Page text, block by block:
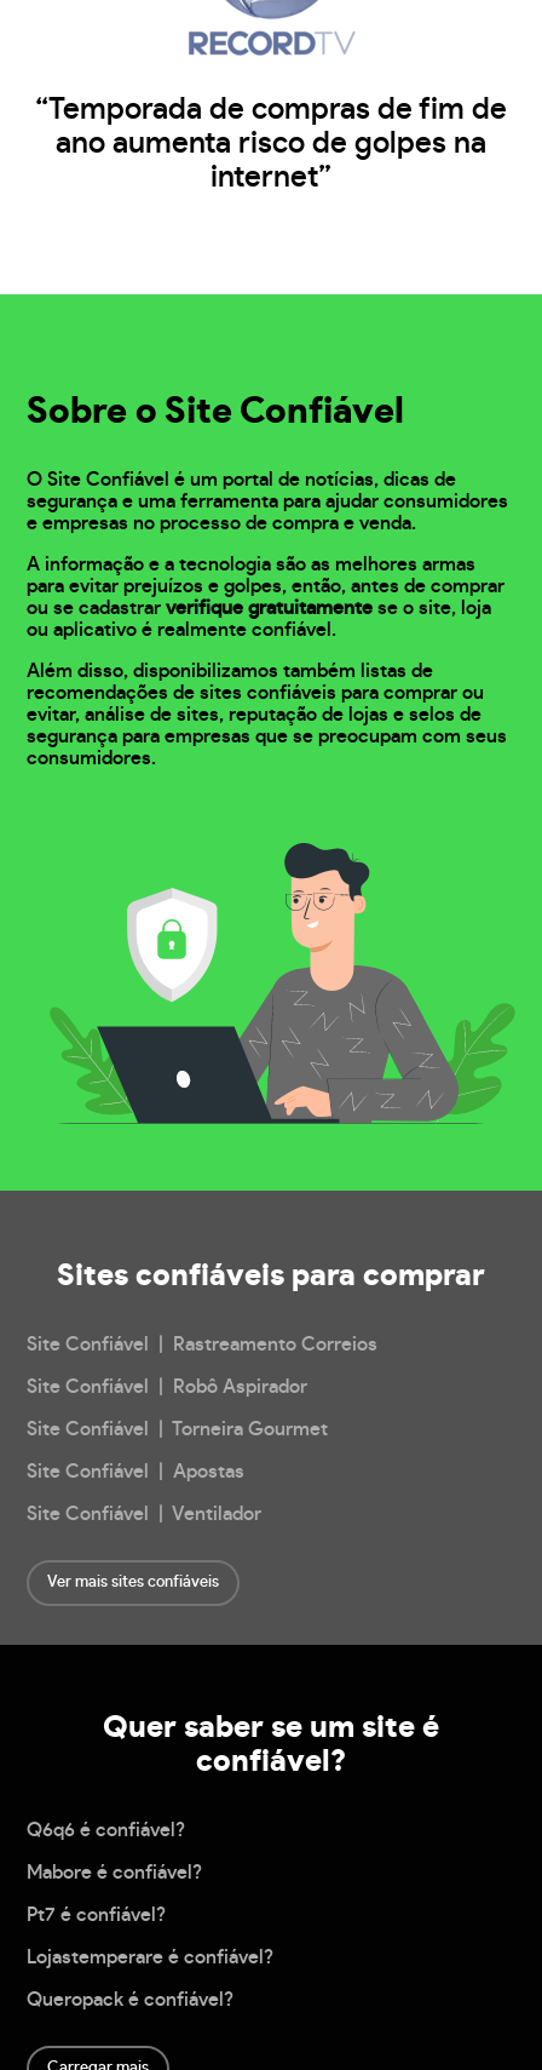
“Temporada de compras de fim de
ano aumenta risco de golpes na
internet”
Sobre o Site Confiável
O Site Confiável é um portal de notícias, dicas de
segurança e uma ferramenta para ajudar consumidores
e empresas no processo de compra e venda.
A informação e a tecnologia são as melhores armas
para evitar prejuízos e golpes, então, antes de comprar
ou se cadastrarverifique gratuitamente se o site, loja
ou aplicativo é realmente confiável.
Além disso, disponibilizamos também listas de
recomendações de sites confiáveis para comprar ou
evitar, análise de sites, reputação de lojas e selos de
segurança para empresas que se preocupam com seus
consumidores.
Sites confiáveis para comprar
Site Confiável | Rastreamento Correios
Site Confiável | Robô Aspirador
Site Confiável | Torneira Gourmet
Site Confiável | Apostas
Site Confiável | Ventilador
Ver mais sites confiáveis
Quer saber se um site é
confiável?
Q6q6 é confiável?
Mabore é confiável?
Pt7 é confiável?
Lojastemperare é confiável?
Queropack é confiável?